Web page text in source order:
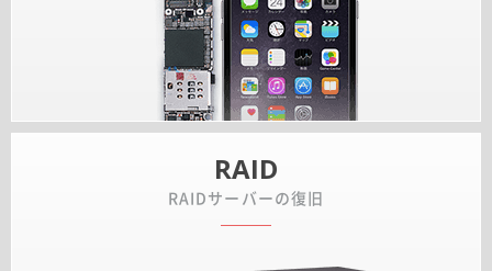
RAID
RAIDサーバーの復旧